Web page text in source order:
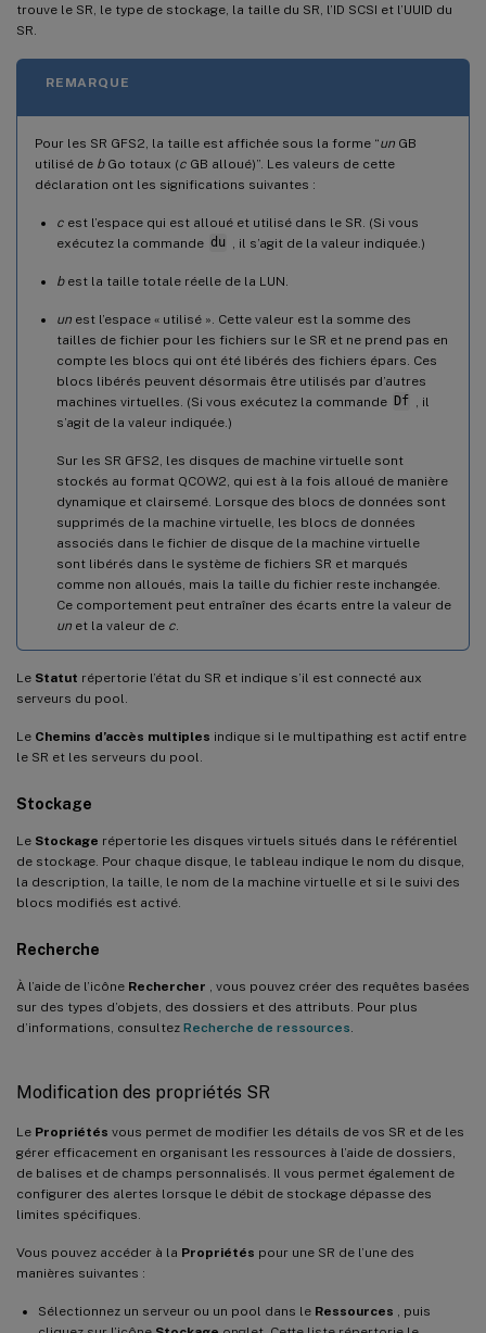
trouve le SR, le type de stockage, la taille du SR, l’ID SCSI et l’UUID du
SR.
REMARQUE
Pour les SR GFS2, la taille est affichée sous la forme “un GB
utilisé de bGo totaux (c GB alloué)”. Les valeurs de cette
déclaration ont les significations suivantes :
c est l’espace qui est alloué et utilisé dans le SR. (Si vous
exécutez la commande du , il s’agit de la valeur indiquée.)
best la taille totale réelle de la LUN.
un est l’espace « utilisé ». Cette valeur est la somme des
tailles de fichier pour les fichiers sur le SR et ne prend pas en
compte les blocs qui ont été libérés des fichiers épars. Ces
blocs libérés peuvent désormais être utilisés par d’autres
machines virtuelles. (Si vous exécutez la commande Df
, il
s’agit de la valeur indiquée.)
Sur les SR GFS2, les disques de machine virtuelle sont
stockés au format QCOW2, qui est à la fois alloué de manière
dynamique et clairsemé. Lorsque des blocs de données sont
supprimés de la machine virtuelle, les blocs de données
associés dans le fichier de disque de la machine virtuelle
sont libérés dans le système de fichiers SR et marqués
comme non alloués, mais la taille du fichier reste inchangée.
Ce comportement peut entraîner des écarts entre la valeur de
un et la valeur de c
Le Statut répertorie l’état du SR et indique s’il est connecté aux
serveurs du pool.
Le Chemins d’accès multiples indique si le multipathing est actif entre
le SR et les serveurs du pool.
Stockage
Le Stockage répertorie les disques virtuels situés dans le référentiel
de stockage. Pour chaque disque, le tableau indique le nom du disque,
la description, la taille, le nom de la machine virtuelle et si le suivi des
blocs modifiés est activé.
Recherche
À l’aide de l’icône Rechercher , vous pouvez créer des requêtes basées
sur des types d’objets, des dossiers et des attributs. Pour plus
d’informations, consultez Recherche de ressources
Modification des propriétés SR
Le Propriétés vous permet de modifier les détails de vos SR et de les
gérer efficacement en organisant les ressources à l’aide de dossiers,
de balises et de champs personnalisés. Il vous permet également de
configurer des alertes lorsque le débit de stockage dépasse des
limites spécifiques.
Vous pouvez accéder à la Propriétés pour une SR de l’une des
manières suivantes :
Sélectionnez un serveur ou un pool dans le Ressources , puis